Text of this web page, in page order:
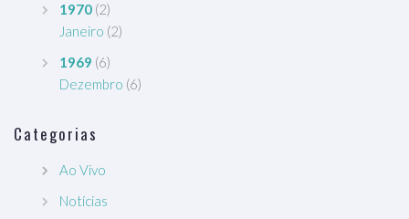
1970 (2)
Janeiro (2)
1969 (6)
Dezembro (6)
Categorias
Ao Vivo
Notícias